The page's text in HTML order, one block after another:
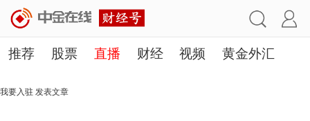
推荐 股票 直播 财经 视频 黄金外汇
理财 行业
我要入驻 发表文章